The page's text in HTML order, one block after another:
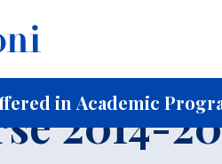
in Academic
Students
2014-